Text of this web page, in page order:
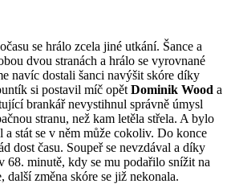
se hrálo zcela jiné utkání. Šance a
dvou stranách a hrálo se vyrovnané
navíc dostali šanci navýšit skóre díky
si postavil míč opět Dominik Wood a
brankář nevystihnul správně úmysl
stranu, než kam letěla střela. A bylo
stát se v něm může cokoliv. Do konce
dost času. Soupeř se nevzdával a díky
68. minutě, kdy se mu podařilo snížit na
další změna skóre se již nekonala.